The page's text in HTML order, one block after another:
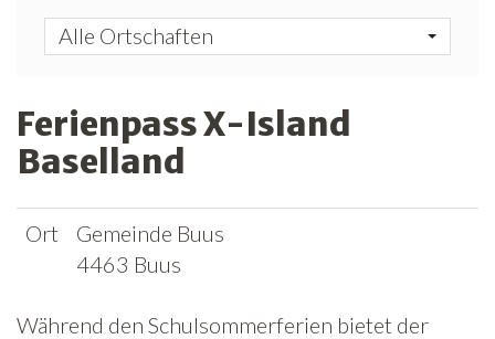
Media
Agenda
Netzwerk
Spenden
Alle Ortschaften
Ferienpass X-Island
Baselland
Ort
Gemeinde Buus
4463 Buus
Während den Schulsommerferien bietet der